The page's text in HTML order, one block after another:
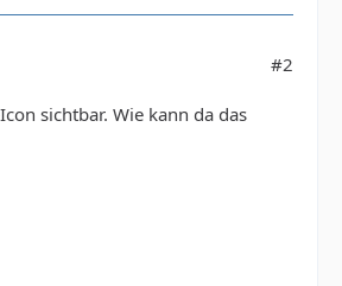
#2
sichtbar. Wie kann da das